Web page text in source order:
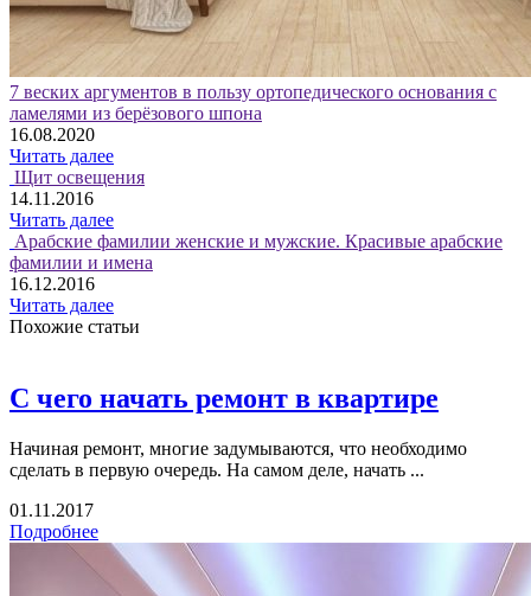
7 веских аргументов в пользу ортопедического основания с
ламелями из берёзового шпона
16.08.2020
Читать далее
Щит освещения
14.11.2016
Читать далее
Арабские фамилии женские и мужские. Красивые арабские
фамилии и имена
16.12.2016
Читать далее
Похожие статьи
С чего начать ремонт в квартире
Начиная ремонт, многие задумываются, что необходимо
сделать в первую очередь. На самом деле, начать ...
01.11.2017
Подробнее